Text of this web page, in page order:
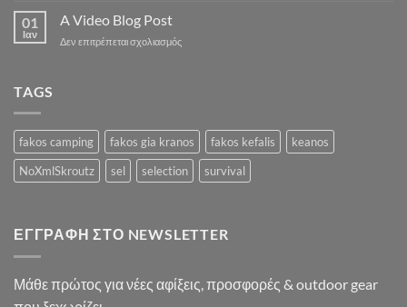
Post
01
Ιαν
A Video Blog Post
Δεν επιτρέπεται σχολιασμόςστο
TAGS
fakos camping fakos gia kranos fakos kefalis
keanos
NoXmlSkroutz
sel selection survival
ΕΓΓΡΑΦΉ ΣΤΟ NEWSLETTER
Μάθε πρώτος για νέες αφίξεις, προσφορές & outdoor gear